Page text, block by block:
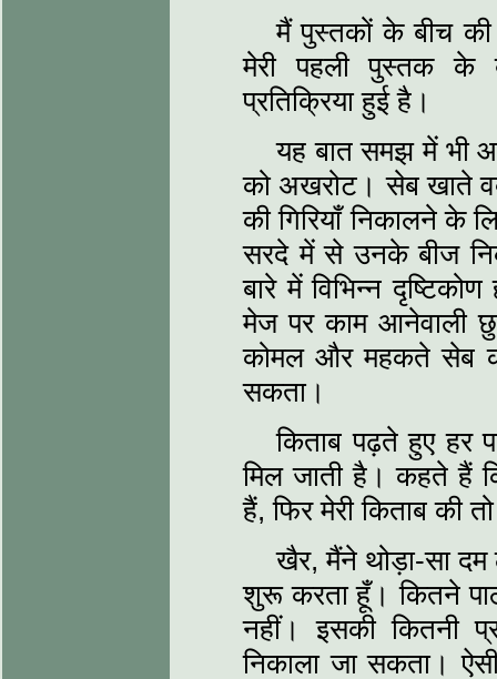
मैं पुस्‍तकों के बीच
मेरी पहली पुस्‍तक
प्रतिक्रिया हुई है।
यह बात समझ में भी
को अखरोट। सेब खाते
की गिरियाँ निकालने के
सरदे में से उनके बीज
बारे में विभिन्‍न
मेज पर काम आनेवाली
कोमल और महकते सेब
सकता।
किताब पढ़ते हुए हर
मिल जाती है। कहते हैं
हैं, फिर मेरी किताब की
खैर, मैंने थोड़ा-सा
शुरू करता हूँ। कितने
नहीं। इसकी कितनी
निकाला जा सकता।